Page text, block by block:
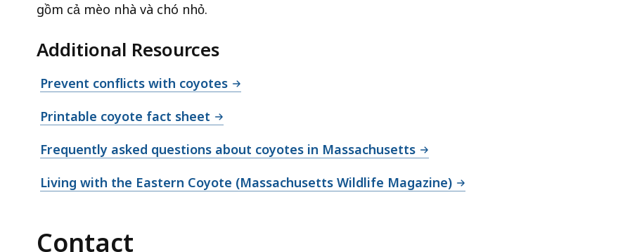
gồm cả mèo nhà và chó nhỏ.
Additional Resources
Prevent conflicts with coyotes
Printable coyote fact sheet
Frequently asked questions about coyotes in Massachusetts
Living with the Eastern Coyote (Massachusetts Wildlife Magazine)
Contact